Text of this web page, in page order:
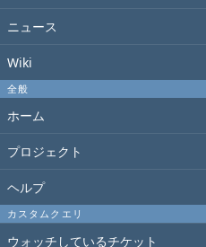
ニュース
Wiki
全般
ホーム
プロジェクト
ヘルプ
カスタムクエリ
ウォッチしているチケット
進捗率: